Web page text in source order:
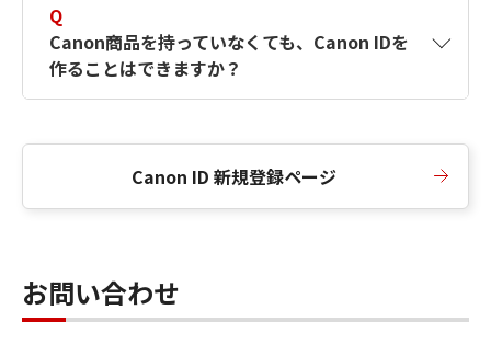
Q
Canon商品を持っていなくても、Canon IDを
作ることはできますか？
Canon ID 新規登録ページ
お問い合わせ